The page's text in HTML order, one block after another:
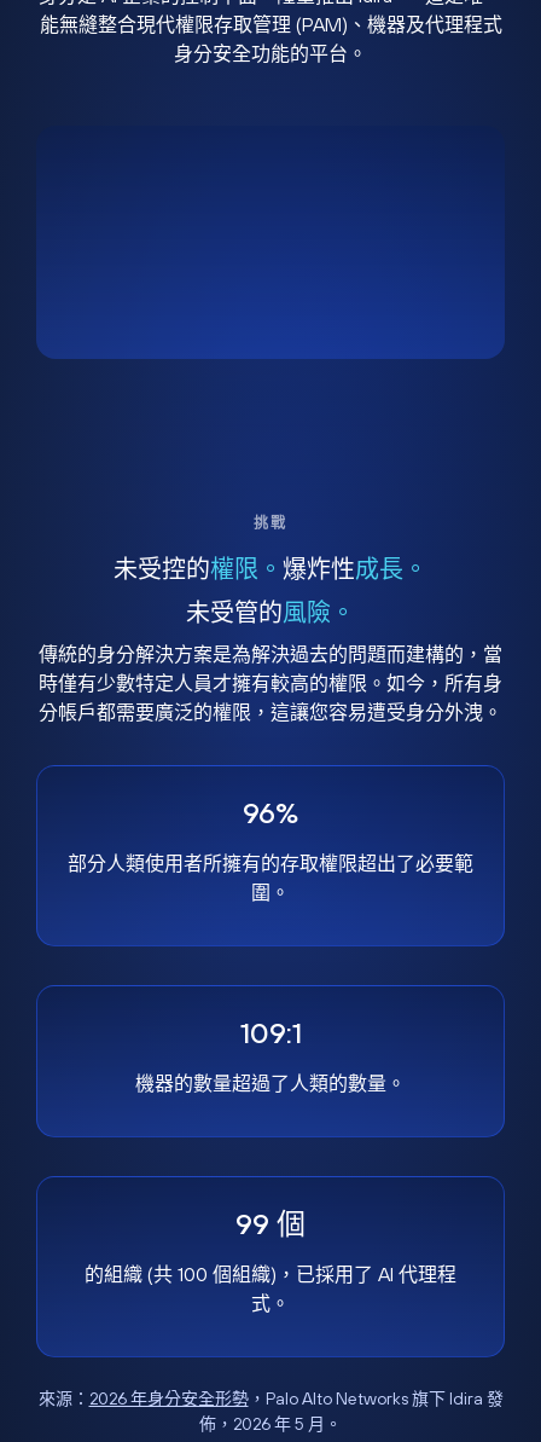
能無縫整合現代權限存取管理 (PAM)、機器及代理程式
身分安全功能的平台。
挑戰
未受控的權限。 爆炸性成長。
未受管的風險。
傳統的身分解決方案是為解決過去的問題而建構的，當
時僅有少數特定人員才擁有較高的權限。如今，所有身
分帳戶都需要廣泛的權限，這讓您容易遭受身分外洩。
96%
部分人類使用者所擁有的存取權限超出了必要範
圍。
109:1
機器的數量超過了人類的數量。
99 個
的組織 (共 100 個組織)，已採用了 AI 代理程
式。
來源： 2026 年身分安全形勢，Palo Alto Networks 旗下 Idira 發
佈，2026 年 5 月。